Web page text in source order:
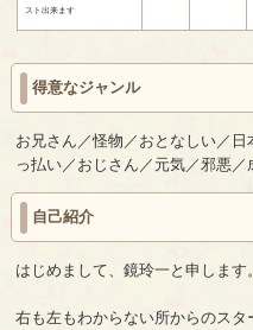
スト出来ます
得意なジャンル
お兄さん／怪物／おとなしい／
っ払い／おじさん／元気／邪悪
自己紹介
はじめまして、鏡玲一と申します。
右も左もわからない所からのスタ